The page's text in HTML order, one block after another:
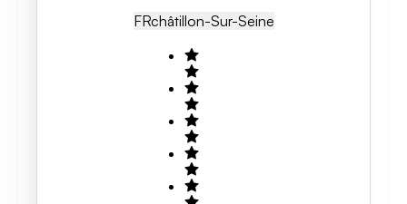
FRChâtillon-Sur-Seine